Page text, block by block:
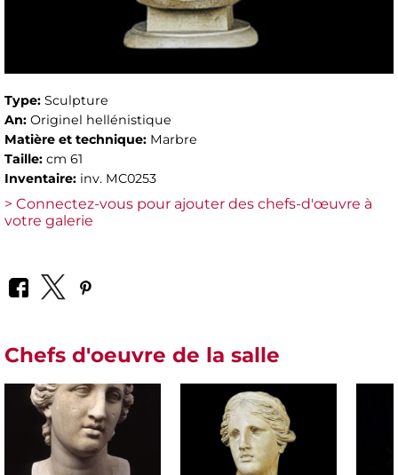
Type: Sculpture
An: Originel hellénistique
Matière et technique: Marbre
Taille: cm 61
Inventaire: inv. MC0253
> Connectez-vous pour ajouter des chefs-d'œuvre à
votre galerie
Chefs d'oeuvre de la salle